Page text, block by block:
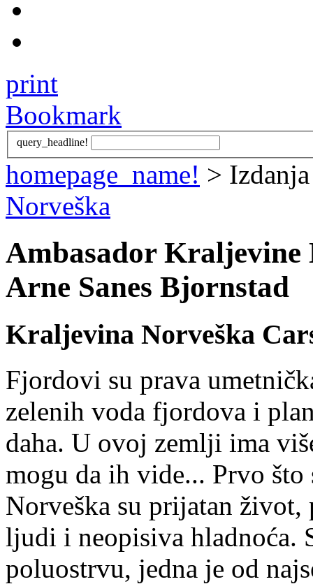
print
Bookmark
query_headline!
homepage_name! >
Norveška
Ambasador Kraljevine
Arne Sanes Bjornstad
Kraljevina Norveška
Fjordovi su prava
zelenih voda fjordova i
daha. U ovoj zemlji ima
mogu da ih vide... Prvo što
Norveška su prijatan
ljudi i neopisiva hladnoća.
poluostrvu, jedna je od